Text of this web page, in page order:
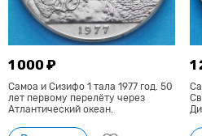
1 000 ₽
Самоа и Сизифо 1 тала 1977 год. 50
лет первому перелёту через
Атлантический океан.
1